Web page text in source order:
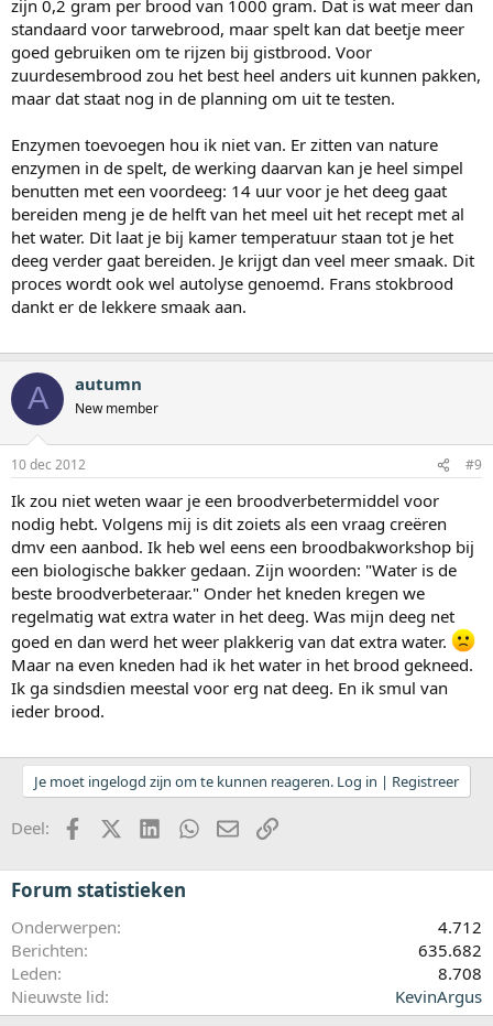
zijn 0,2 gram per brood van 1000 gram. Dat is wat meer dan
standaard voor tarwebrood, maar spelt kan dat beetje meer
goed gebruiken om te rijzen bij gistbrood. Voor
zuurdesembrood zou het best heel anders uit kunnen pakken,
maar dat staat nog in de planning om uit te testen.
Enzymen toevoegen hou ik niet van. Er zitten van nature
enzymen in de spelt, de werking daarvan kan je heel simpel
benutten met een voordeeg: 14 uur voor je het deeg gaat
bereiden meng je de helft van het meel uit het recept met al
het water. Dit laat je bij kamer temperatuur staan tot je het
deeg verder gaat bereiden. Je krijgt dan veel meer smaak. Dit
proces wordt ook wel autolyse genoemd. Frans stokbrood
dankt er de lekkere smaak aan.
A autumn
New member
10 dec 2012 #9
Ik zou niet weten waar je een broodverbetermiddel voor
nodig hebt. Volgens mij is dit zoiets als een vraag creëren
dmv een aanbod. Ik heb wel eens een broodbakworkshop bij
een biologische bakker gedaan. Zijn woorden: "Water is de
beste broodverbeteraar." Onder het kneden kregen we
regelmatig wat extra water in het deeg. Was mijn deeg net
goed en dan werd het weer plakkerig van dat extra water.
Maar na even kneden had ik het water in het brood gekneed.
Ik ga sindsdien meestal voor erg nat deeg. En ik smul van
ieder brood.
Je moet ingelogd zijn om te kunnen reageren. Log in | Registreer
Deel: FacebookX (Twitter)LinkedInWhatsApp
E-mailkoppeling
Forum statistieken
Onderwerpen
4.712
Berichten
635.682
Leden
8.708
Nieuwste lid
KevinArgus